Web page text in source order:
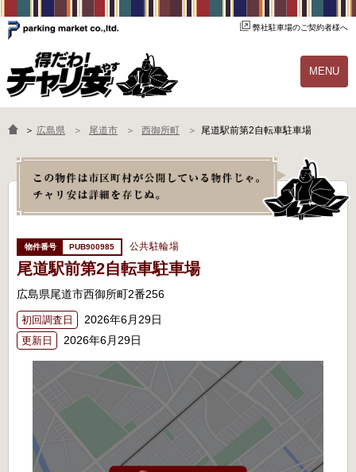
弊社駐車場のご契約者様へ
MENU
物件一覧 ご契約の流れ
よくあるご質問 駐輪場オーナー様へ
＞ 広島県 尾道市 西御所町 尾道駅前第2自転車駐車場
PUB900985 公共駐輪場
尾道駅前第2自転車駐車場
広島県尾道市西御所町2番256
初回調査日 2026年6月29日
更新日 2026年6月29日